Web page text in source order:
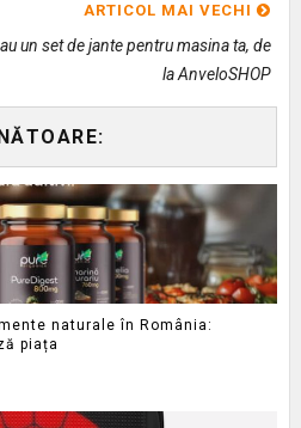
ARTICOL MAI VECHI
un set de jante pentru masina ta, de
la AnveloSHOP
naturale în România:
piața